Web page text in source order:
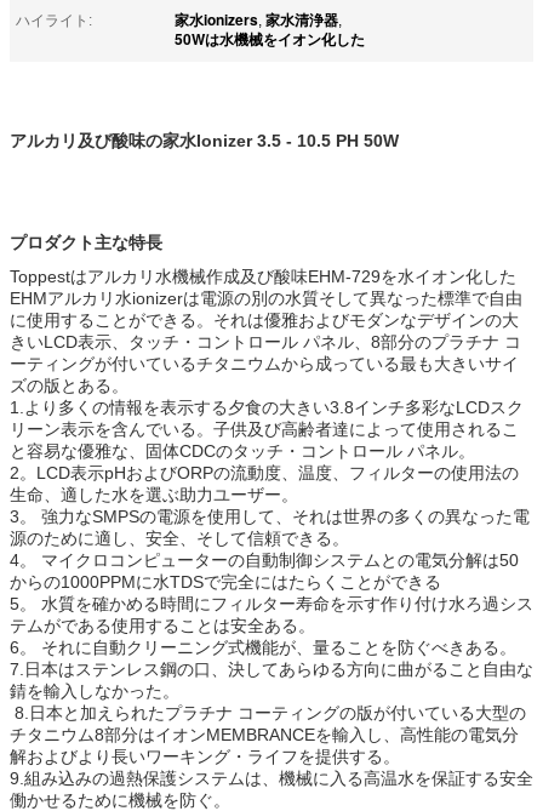
ハイライト:
家水ionizers, 家水清浄器,
50Wは水機械をイオン化した
アルカリ及び酸味の家水Ionizer 3.5 - 10.5 PH 50W
プロダクト主な特長
Toppestはアルカリ水機械作成及び酸味EHM-729を水イオン化した
EHMアルカリ水ionizerは電源の別の水質そして異なった標準で自由
に使用することができる。それは優雅およびモダンなデザインの大
きいLCD表示、タッチ・コントロール パネル、8部分のプラチナ コ
ーティングが付いているチタニウムから成っている最も大きいサイ
ズの版とある。
1.より多くの情報を表示する夕食の大きい3.8インチ多彩なLCDスク
リーン表示を含んでいる。子供及び高齢者達によって使用されるこ
と容易な優雅な、固体CDCのタッチ・コントロール パネル。
2。LCD表示pHおよびORPの流動度、温度、フィルターの使用法の
生命、適した水を選ぶ助力ユーザー。
3。 強力なSMPSの電源を使用して、それは世界の多くの異なった電
源のために適し、安全、そして信頼できる。
4。 マイクロコンピューターの自動制御システムとの電気分解は50
からの1000PPMに水TDSで完全にはたらくことができる
5。 水質を確かめる時間にフィルター寿命を示す作り付け水ろ過シス
テムがである使用することは安全ある。
6。 それに自動クリーニング式機能が、量ることを防ぐべきある。
7.日本はステンレス鋼の口、決してあらゆる方向に曲がること自由な
錆を輸入しなかった。
8.日本と加えられたプラチナ コーティングの版が付いている大型の
チタニウム8部分はイオンMEMBRANCEを輸入し、高性能の電気分
解およびより長いワーキング・ライフを提供する。
9.組み込みの過熱保護システムは、機械に入る高温水を保証する安全
働かせるために機械を防ぐ。